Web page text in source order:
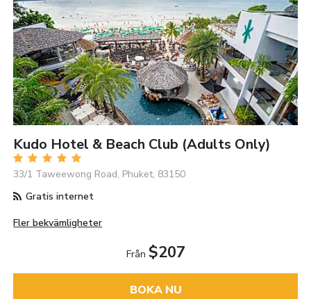
Kudo Hotel & Beach Club (Adults Only)
33/1 Taweewong Road, Phuket, 83150
Gratis internet
Fler bekvämligheter
Från $207
BOKA NU